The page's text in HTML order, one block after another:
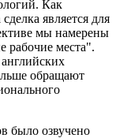
Как
является для
мы намерены
рабочие места".
обращают
было озвучено